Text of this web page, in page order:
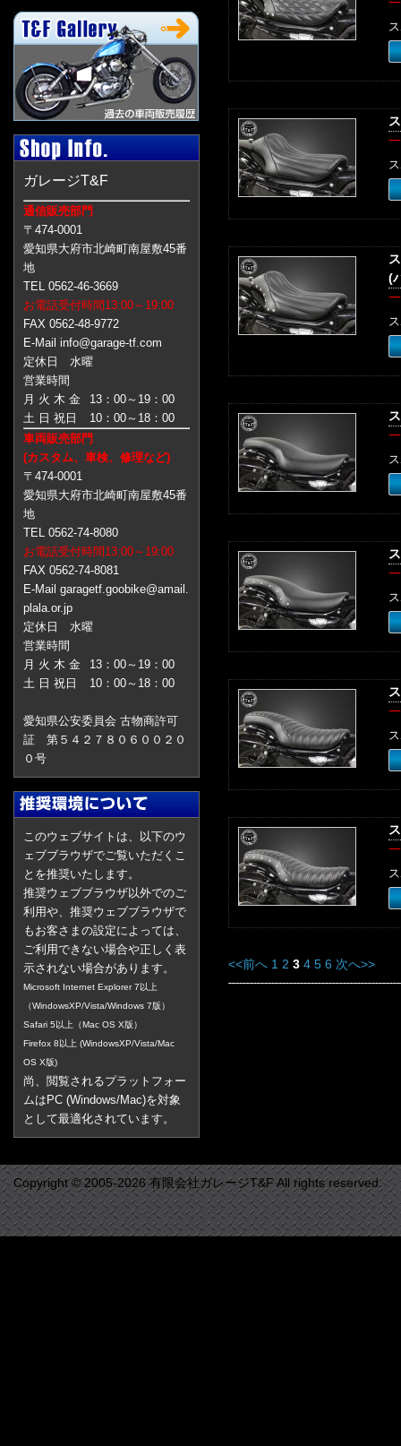
ガレージT&F
通信販売部門
〒474-0001
愛知県大府市北崎町南屋敷45番
地
TEL 0562-46-3669
お電話受付時間13:00～19:00
FAX 0562-48-9772
E-Mail info@garage-tf.com
定休日 水曜
営業時間
月 火 木 金
13：00～19：00
土 日 祝日
10：00～18：00
車両販売部門
(カスタム、車検、修理など)
〒474-0001
愛知県大府市北崎町南屋敷45番
地
TEL 0562-74-8080
お電話受付時間13:00～19:00
FAX 0562-74-8081
E-Mail garagetf.goobike@amail.
plala.or.jp
定休日 水曜
営業時間
月 火 木 金
13：00～19：00
土 日 祝日
10：00～18：00
愛知県公安委員会 古物商許可
証 第５４２７８０６００２０
０号
このウェブサイトは、以下のウ
ェブブラウザでご覧いただくこ
とを推奨いたします。
推奨ウェブブラウザ以外でのご
利用や、推奨ウェブブラウザで
もお客さまの設定によっては、
ご利用できない場合や正しく表
示されない場合があります。
Microsoft Internet Explorer 7以上
（WindowsXP/Vista/Windows 7版）
Safari 5以上（Mac OS X版）
Firefox 8以上 (WindowsXP/Vista/Mac
OS X版)
尚、閲覧されるプラットフォー
ムはPC (Windows/Mac)を対象
として最適化されています。
(
<<前へ 1 2 3 4 5 6 次へ>>
Copyright © 2005-2026 有限会社ガレージT&F All rights reserved.